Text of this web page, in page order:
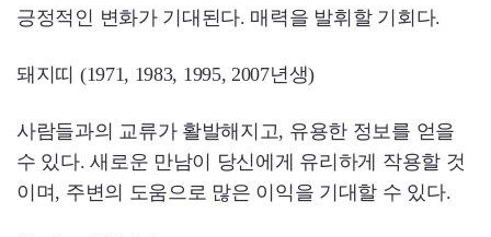
긍정적인 변화가 기대된다. 매력을 발휘할 기회다.
돼지띠 (1971, 1983, 1995, 2007년생)
사람들과의 교류가 활발해지고, 유용한 정보를 얻을
수 있다. 새로운 만남이 당신에게 유리하게 작용할 것
이며, 주변의 도움으로 많은 이익을 기대할 수 있다.